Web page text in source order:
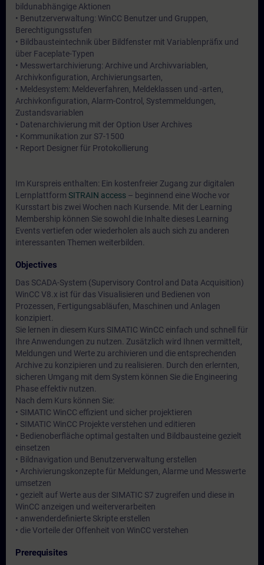
bildunabhängige Aktionen
• Benutzerverwaltung: WinCC Benutzer und Gruppen,
Berechtigungsstufen
• Bildbausteintechnik über Bildfenster mit Variablenpräfix und
über Faceplate-Typen
• Messwertarchivierung: Archive und Archivvariablen,
Archivkonfiguration, Archivierungsarten,
• Meldesystem: Meldeverfahren, Meldeklassen und -arten,
Archivkonfiguration, Alarm-Control, Systemmeldungen,
Zustandsvariablen
• Datenarchivierung mit der Option User Archives
• Kommunikation zur S7-1500
• Report Designer für Protokollierung
Im Kurspreis enthalten: Ein kostenfreier Zugang zur digitalen
Lernplattform SITRAIN access – beginnend eine Woche vor
Kursstart bis zwei Wochen nach Kursende. Mit der Learning
Membership können Sie sowohl die Inhalte dieses Learning
Events vertiefen oder wiederholen als auch sich zu anderen
interessanten Themen weiterbilden.
Objectives
Das SCADA-System (Supervisory Control and Data Acquisition)
WinCC V8.x ist für das Visualisieren und Bedienen von
Prozessen, Fertigungsabläufen, Maschinen und Anlagen
konzipiert.
Sie lernen in diesem Kurs SIMATIC WinCC einfach und schnell für
Ihre Anwendungen zu nutzen. Zusätzlich wird Ihnen vermittelt,
Meldungen und Werte zu archivieren und die entsprechenden
Archive zu konzipieren und zu realisieren. Durch den erlernten,
sicheren Umgang mit dem System können Sie die Engineering
Phase effektiv nutzen.
Nach dem Kurs können Sie:
• SIMATIC WinCC effizient und sicher projektieren
• SIMATIC WinCC Projekte verstehen und editieren
• Bedienoberfläche optimal gestalten und Bildbausteine gezielt
einsetzen
• Bildnavigation und Benutzerverwaltung erstellen
• Archivierungskonzepte für Meldungen, Alarme und Messwerte
umsetzen
• gezielt auf Werte aus der SIMATIC S7 zugreifen und diese in
WinCC anzeigen und weiterverarbeiten
• anwenderdefinierte Skripte erstellen
• die Vorteile der Offenheit von WinCC verstehen
Prerequisites